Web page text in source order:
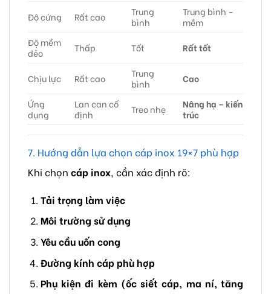
Độ cứng
Rất cao
Trung
bình
Trung bình –
mềm
Độ mềm
dẻo
Thấp Tốt Rất tốt
Chịu lực Rất cao
Trung
bình
Cao
Ứng
dụng
Lan can cố
định
Treo nhẹ
Nâng hạ – kiến
trúc
7. Hướng dẫn lựa chọn cáp inox 19×7 phù hợp
Khi chọn cáp inox, cần xác định rõ:
Tải trọng làm việc
Môi trường sử dụng
Yêu cầu uốn cong
Đường kính cáp phù hợp
Phụ kiện đi kèm (ốc siết cáp, ma ní, tăng